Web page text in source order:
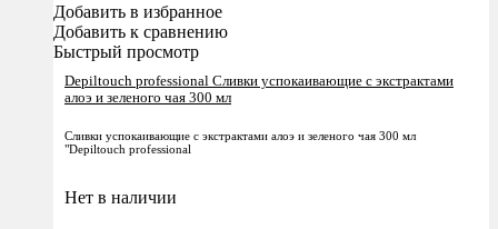
Добавить в избранное
Добавить к сравнению
Быстрый просмотр
Depiltouch professional Сливки успокаивающие с экстрактами
алоэ и зеленого чая 300 мл
Сливки успокаивающие с экстрактами алоэ и зеленого чая 300 мл
"Depiltouch professional
Нет в наличии